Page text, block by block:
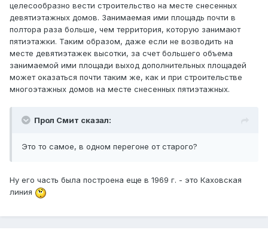
целесообразно вести строительство на месте снесенных
девятиэтажных домов. Занимаемая ими площадь почти в
полтора раза больше, чем территория, которую занимают
пятиэтажки. Таким образом, даже если не возводить на
месте девятиэтажек высотки, за счет большего объема
занимаемой ими площади выход дополнительных площадей
может оказаться почти таким же, как и при строительстве
многоэтажных домов на месте снесенных пятиэтажных.
Прол Смит сказал:
Это то самое, в одном перегоне от старого?
Ну его часть была построена еще в 1969 г. - это Каховская
линия